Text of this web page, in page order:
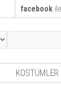
facebook
KOSTÜMLER